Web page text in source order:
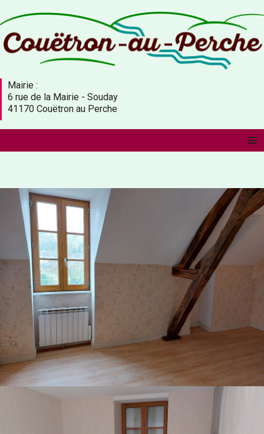
Mairie :
6 rue de la Mairie - Souday
41170 Couëtron au Perche
≡